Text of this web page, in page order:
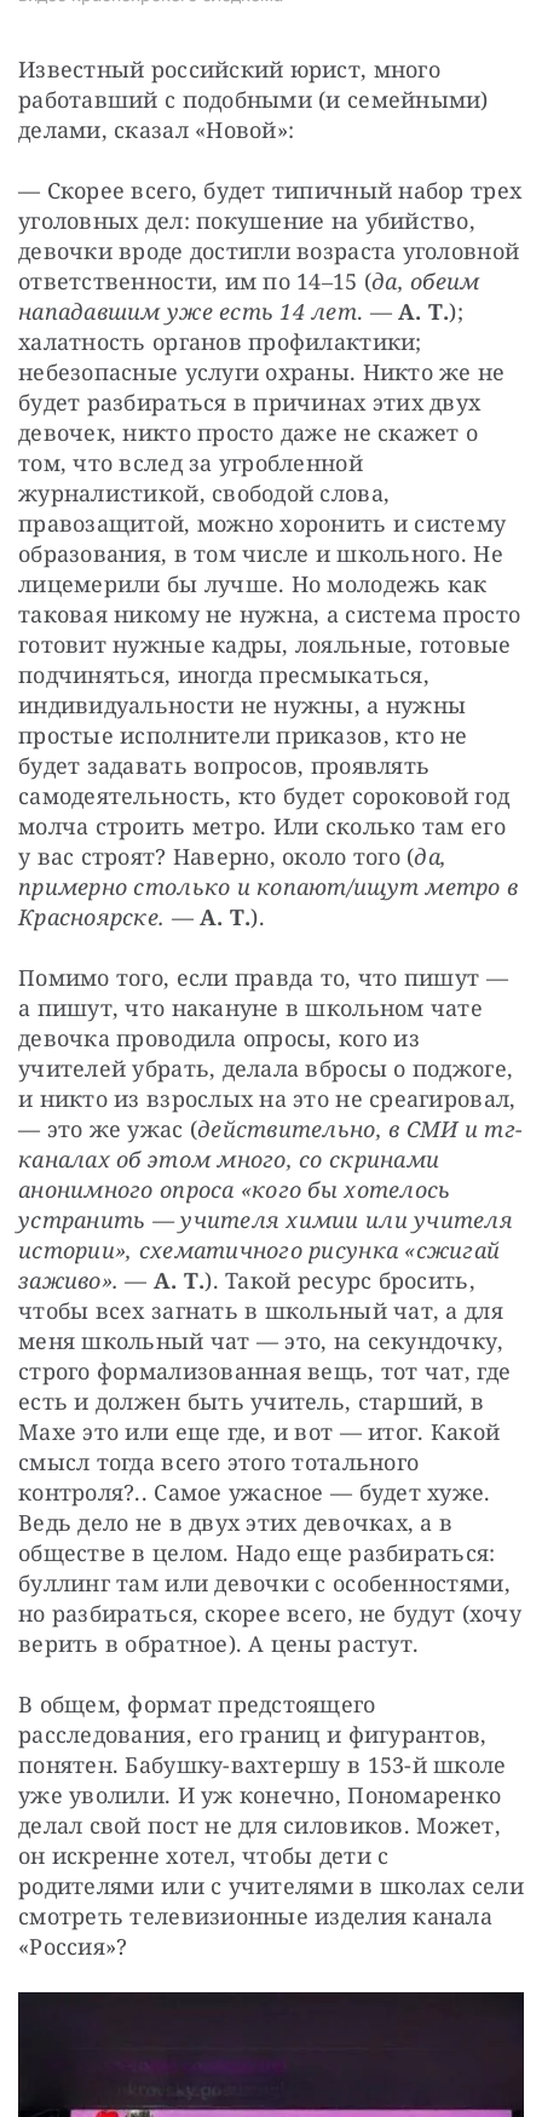
Известный российский юрист, много
работавший с подобными (и семейными)
делами, сказал «Новой»:
— Скорее всего, будет типичный набор трех
уголовных дел: покушение на убийство,
девочки вроде достигли возраста уголовной
ответственности, им по 14‒15 (да, обеим
нападавшим уже есть 14 лет. — А. Т.);
халатность органов профилактики;
небезопасные услуги охраны. Никто же не
будет разбираться в причинах этих двух
девочек, никто просто даже не скажет о
том, что вслед за угробленной
журналистикой, свободой слова,
правозащитой, можно хоронить и систему
образования, в том числе и школьного. Не
лицемерили бы лучше. Но молодежь как
таковая никому не нужна, а система просто
готовит нужные кадры, лояльные, готовые
подчиняться, иногда пресмыкаться,
индивидуальности не нужны, а нужны
простые исполнители приказов, кто не
будет задавать вопросов, проявлять
самодеятельность, кто будет сороковой год
молча строить метро. Или сколько там его
у вас строят? Наверно, около того (да,
примерно столько и копают/ищут метро в
Красноярске. — А. Т.).
Помимо того, если правда то, что пишут —
а пишут, что накануне в школьном чате
девочка проводила опросы, кого из
учителей убрать, делала вбросы о поджоге,
и никто из взрослых на это не среагировал,
— это же ужас (действительно, в СМИ и тг-
каналах об этом много, со скринами
анонимного опроса «кого бы хотелось
устранить — учителя химии или учителя
истории», схематичного рисунка «сжигай
заживо». — А. Т.). Такой ресурс бросить,
чтобы всех загнать в школьный чат, а для
меня школьный чат — это, на секундочку,
строго формализованная вещь, тот чат, где
есть и должен быть учитель, старший, в
Махе это или еще где, и вот — итог. Какой
смысл тогда всего этого тотального
контроля?.. Самое ужасное — будет хуже.
Ведь дело не в двух этих девочках, а в
обществе в целом. Надо еще разбираться:
буллинг там или девочки с особенностями,
но разбираться, скорее всего, не будут (хочу
верить в обратное). А цены растут.
В общем, формат предстоящего
расследования, его границ и фигурантов,
понятен. Бабушку-вахтершу в 153-й школе
уже уволили. И уж конечно, Пономаренко
делал свой пост не для силовиков. Может,
он искренне хотел, чтобы дети с
родителями или с учителями в школах сели
смотреть телевизионные изделия канала
«Россия»?